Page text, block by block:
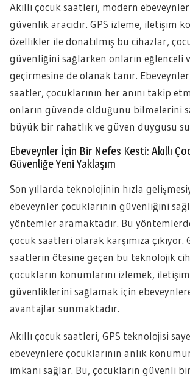
Akıllı çocuk saatleri, modern
güvenlik aracıdır. GPS izleme, iletişim
özellikler ile donatılmış bu cihazlar,
güvenliğini sağlarken onların eğlenceli
geçirmesine de olanak tanır.
saatler, çocuklarının her anını takip
onların güvende olduğunu bilmelerini
büyük bir rahatlık ve güven duygusu
Ebeveynler İçin Bir Nefes Kesti: Akıllı
Güvenliğe Yeni Yaklaşım
Son yıllarda teknolojinin hızla
ebeveynler çocuklarının güvenliğini
yöntemler aramaktadır. Bu
çocuk saatleri olarak karşımıza çıkıyor.
saatlerin ötesine geçen bu teknolojik
çocukların konumlarını izlemek,
güvenliklerini sağlamak için
avantajlar sunmaktadır.
Akıllı çocuk saatleri, GPS teknolojisi
ebeveynlere çocuklarının anlık
imkanı sağlar. Bu, çocukların güvenli